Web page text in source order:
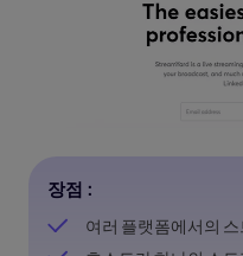
장점 :
여러 플랫폼에서의